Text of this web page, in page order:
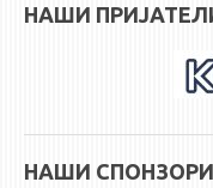
НАШИ
НАШИ СПОНЗОРИ